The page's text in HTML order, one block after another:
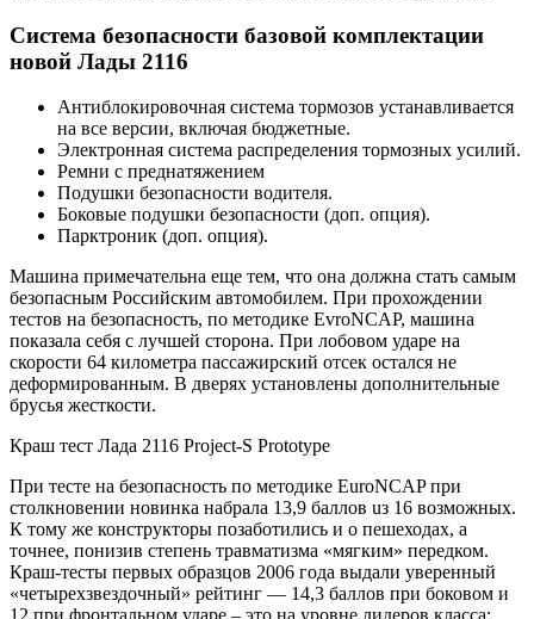
Система безопасности базовой комплектации
новой Лады 2116
Антиблокировочная система тормозов устанавливается
на все версии, включая бюджетные.
Электронная система распределения тормозных усилий.
Ремни с преднатяжением
Подушки безопасности водителя.
Боковые подушки безопасности (доп. опция).
Парктроник (доп. опция).
Машина примечательна еще тем, что она должна стать самым
безопасным Российским автомобилем. При прохождении
тестов на безопасность, по методике EvroNCAP, машина
показала себя с лучшей сторона. При лобовом ударе на
скорости 64 километра пассажирский отсек остался не
деформированным. В дверях установлены дополнительные
брусья жесткости.
Краш тест Лада 2116 Project-S Prototype
При тесте на безопасность по методике EuroNCAP при
столкновении новинка набрала 13,9 баллов uз 16 возможных.
К тому же конструкторы позаботились и o пешеходах, a
точнее, понизив степень травматизма «мягким» передком.
Краш-тесты первых образцов 2006 года выдали уверенный
«четырехзвездочный» рейтинг — 14,3 баллов при боковом и